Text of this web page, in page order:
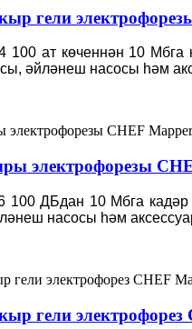
гели
100 ат көченнән 10
әйләнеш насосы һәм
электрофорезы
100 ДБдан 10 Мбга
насосы һәм
гели